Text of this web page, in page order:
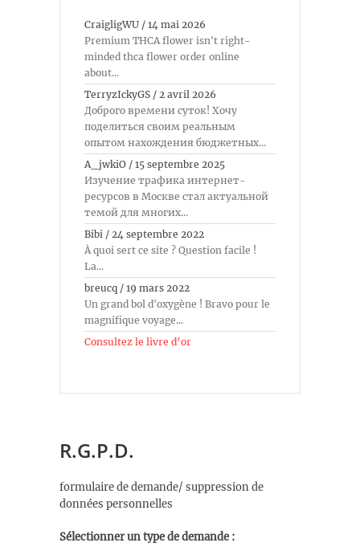
CraigligWU / 14 mai 2026
Premium THCA flower isn't right-
minded thca flower order online
about...
TerryzIckyGS / 2 avril 2026
Доброго времени суток! Хочу
поделиться своим реальным
опытом нахождения бюджетных...
A_jwkiO / 15 septembre 2025
Изучение трафика интернет-
ресурсов в Москве стал актуальной
темой для многих...
Bibi / 24 septembre 2022
À quoi sert ce site ? Question facile !
La...
breucq / 19 mars 2022
Un grand bol d'oxygène ! Bravo pour le
magnifique voyage...
Consultez le livre d’or
R.G.P.D.
formulaire de demande/ suppression de
données personnelles
Sélectionner un type de demande :